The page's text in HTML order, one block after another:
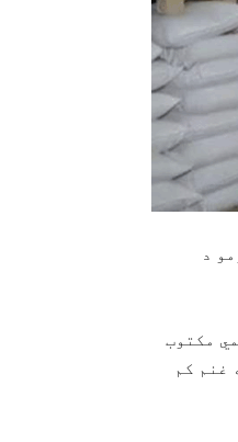
د
یوه رسمي مکتوب
مهال نور ۱۲۳.۱۷۱ مټریک ټنه غنم کم